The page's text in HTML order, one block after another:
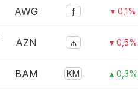
AWG ƒ ▾ 0,1%
AZN ₼ ▾ 0,5%
BAM KM ▴ 0,3%